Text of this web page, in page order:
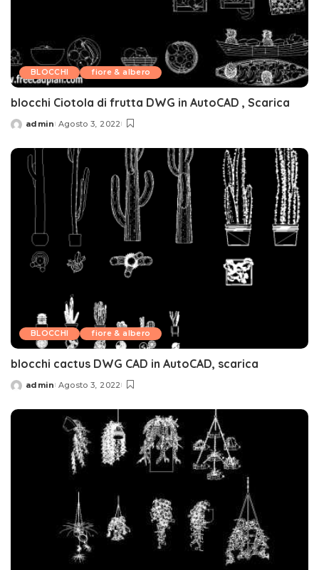
BLOCCHI fiore & albero
blocchi Ciotola di frutta DWG in AutoCAD , Scarica
Posted
admin Agosto 3, 2022
BLOCCHI fiore & albero
blocchi cactus DWG CAD in AutoCAD, scarica
Posted
admin Agosto 3, 2022